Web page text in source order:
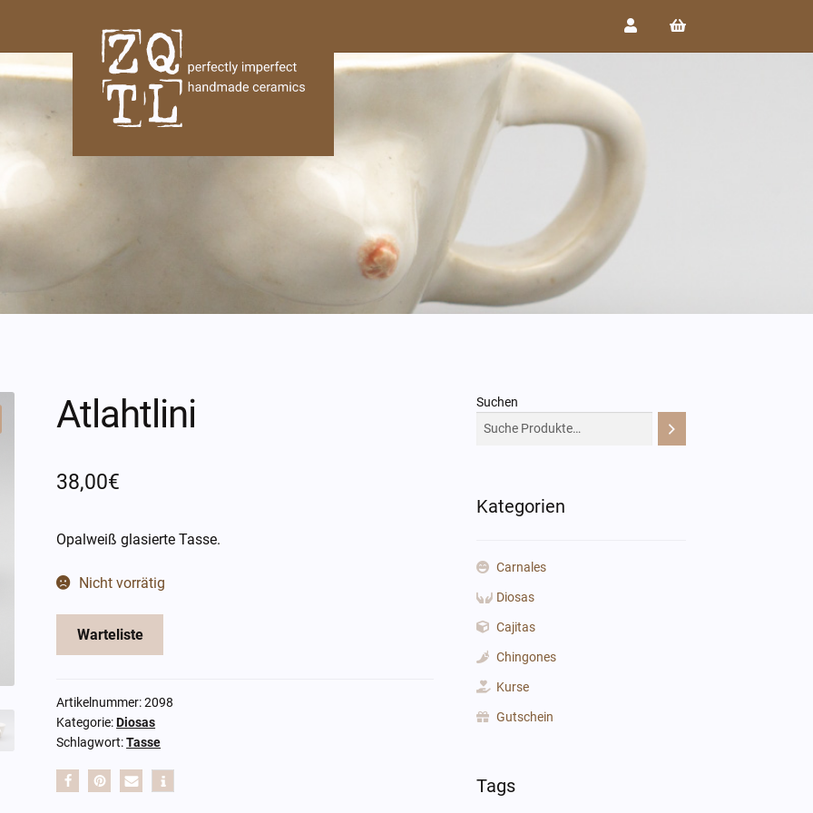
Atlahtlini
38,00€
Opalweiß glasierte Tasse.
Nicht vorrätig
Warteliste
Artikelnummer:2098
Kategorie:Diosas
Schlagwort:Tasse
Suchen
Kategorien
Carnales
Diosas
Cajitas
Chingones
Kurse
Gutschein
Tags